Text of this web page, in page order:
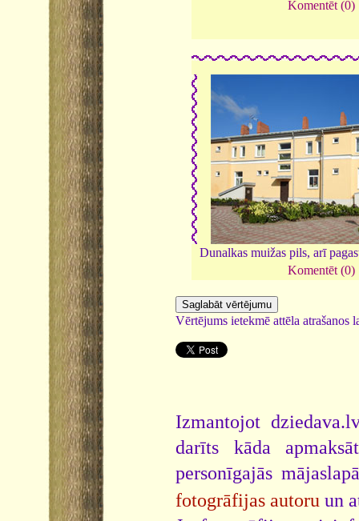
Komentēt (0)
Dunalkas muižas pils, arī
Komentēt (0)
Vērtējums ietekmē attēla atrašanos
Izmantojot
darīts kāda
personīgajās
fotogrāfijas autoru un